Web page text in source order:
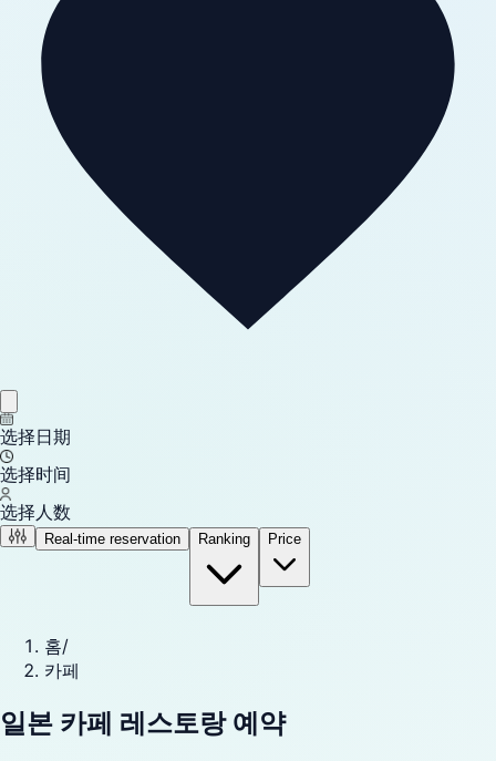
选择日期
选择时间
选择人数
Real-time reservation Ranking Price
홈/
카페
일본 카페 레스토랑 예약